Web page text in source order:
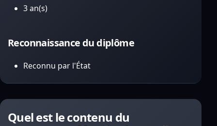
3 an(s)
Reconnaissance du diplôme
Reconnu par l'État
Quel est le contenu du